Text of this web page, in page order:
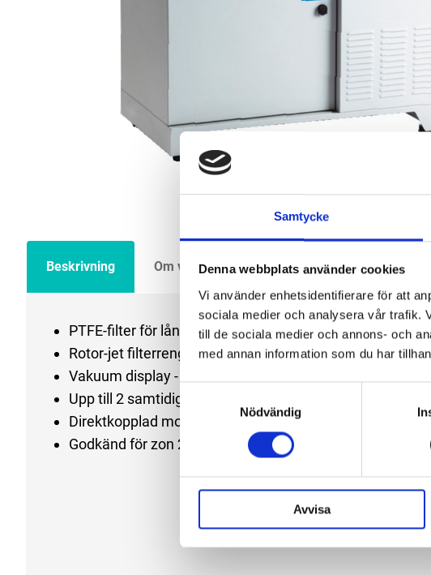
Samtycke
Denna webbplats använder cookies
Vi använder enhetsidentifierare för att
sociala medier och analysera vår trafik.
till de sociala medier och annons- och
med annan information som du har
Nödvändig
Avvisa
Beskrivning Om varumärket Filer
PTFE-filter för lång störningsfri livslängd - ca 10 000
Rotor-jet filterrengöring - kraftig pneumatisk rengöring
Vakuum display - se filtrets prestanda med lysdioder
Upp till 2 samtidiga användare - enheten har kapacitet
Direktkopplad motor-turbin - inga effektförluster,
Godkänd för zon 22 (ATEX 99/92/CE)